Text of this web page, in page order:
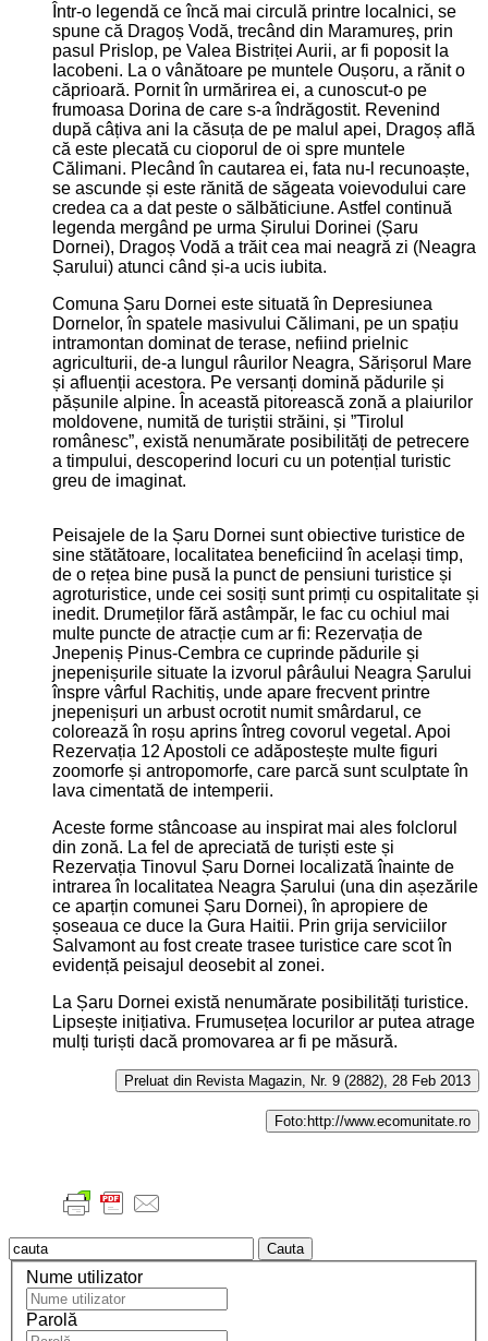
Într-o legendă ce încă mai circulă printre localnici, se
spune că Dragoș Vodă, trecând din Maramureș, prin
pasul Prislop, pe Valea Bistriței Aurii, ar fi poposit la
Iacobeni. La o vânătoare pe muntele Oușoru, a rănit o
căprioară. Pornit în urmărirea ei, a cunoscut-o pe
frumoasa Dorina de care s-a îndrăgostit. Revenind
după câțiva ani la căsuța de pe malul apei, Dragoș află
că este plecată cu cioporul de oi spre muntele
Călimani. Plecând în cautarea ei, fata nu-l recunoaște,
se ascunde și este rănită de săgeata voievodului care
credea ca a dat peste o sălbăticiune. Astfel continuă
legenda mergând pe urma Șirului Dorinei (Șaru
Dornei), Dragoș Vodă a trăit cea mai neagră zi (Neagra
Șarului) atunci când și-a ucis iubita.
Comuna Șaru Dornei este situată în Depresiunea
Dornelor, în spatele masivului Călimani, pe un spațiu
intramontan dominat de terase, nefiind prielnic
agriculturii, de-a lungul râurilor Neagra, Sărișorul Mare
și afluenții acestora. Pe versanți domină pădurile și
pășunile alpine. În această pitorească zonă a plaiurilor
moldovene, numită de turiștii străini, și ”Tirolul
românesc”, există nenumărate posibilități de petrecere
a timpului, descoperind locuri cu un potențial turistic
greu de imaginat.
Peisajele de la Șaru Dornei sunt obiective turistice de
sine stătătoare, localitatea beneficiind în același timp,
de o rețea bine pusă la punct de pensiuni turistice și
agroturistice, unde cei sosiți sunt primți cu ospitalitate și
inedit. Drumeților fără astâmpăr, le fac cu ochiul mai
multe puncte de atracție cum ar fi: Rezervația de
Jnepeniș Pinus-Cembra ce cuprinde pădurile și
jnepenișurile situate la izvorul pârâului Neagra Șarului
înspre vârful Rachitiș, unde apare frecvent printre
jnepenișuri un arbust ocrotit numit smârdarul, ce
colorează în roșu aprins întreg covorul vegetal. Apoi
Rezervația 12 Apostoli ce adăpostește multe figuri
zoomorfe și antropomorfe, care parcă sunt sculptate în
lava cimentată de intemperii.
Aceste forme stâncoase au inspirat mai ales folclorul
din zonă. La fel de apreciată de turiști este și
Rezervația Tinovul Șaru Dornei localizată înainte de
intrarea în localitatea Neagra Șarului (una din așezările
ce aparțin comunei Șaru Dornei), în apropiere de
șoseaua ce duce la Gura Haitii. Prin grija serviciilor
Salvamont au fost create trasee turistice care scot în
evidență peisajul deosebit al zonei.
La Șaru Dornei există nenumărate posibilități turistice.
Lipsește inițiativa. Frumusețea locurilor ar putea atrage
mulți turiști dacă promovarea ar fi pe măsură.
Preluat din Revista Magazin, Nr. 9 (2882), 28 Feb 2013
Foto:http://www.ecomunitate.ro
Cauta
Nume utilizator
Parolă